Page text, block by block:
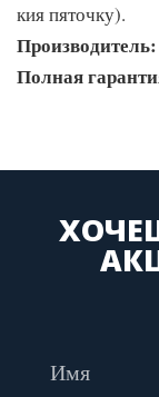
кия пяточку).
Производитель:
Полная